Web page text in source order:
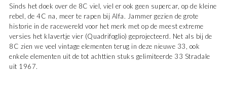
Sinds het doek over de 8C viel, viel er ook geen supercar, op de kleine
rebel, de 4C na, meer te rapen bij Alfa. Jammer gezien de grote
historie in de racewereld voor het merk met op de meest extreme
versies het klavertje vier (Quadrifoglio) geprojecteerd. Net als bij de
8C zien we veel vintage elementen terug in deze nieuwe 33, ook
enkele elementen uit de tot achttien stuks gelimiteerde 33 Stradale
uit 1967.